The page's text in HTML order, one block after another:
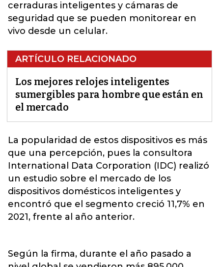
cerraduras inteligentes y cámaras de
seguridad que se pueden monitorear en
vivo desde un celular.
ARTÍCULO RELACIONADO
Los mejores relojes inteligentes
sumergibles para hombre que están en
el mercado
La popularidad de estos dispositivos es más
que una percepción, pues la consultora
International Data Corporation (IDC) realizó
un estudio sobre el mercado de los
dispositivos domésticos inteligentes y
encontró que el segmento creció 11,7% en
2021, frente al año anterior.
Según la firma, durante el año pasado a